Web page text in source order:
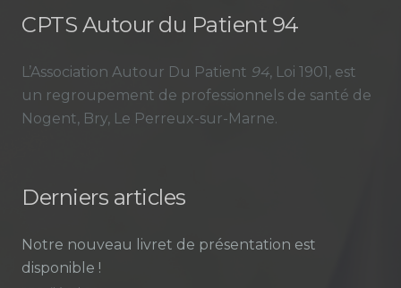
CPTS Autour du Patient 94
L’Association Autour Du Patient 94, Loi 1901, est
un regroupement de professionnels de santé de
Nogent, Bry, Le Perreux-sur-Marne.
Derniers articles
Notre nouveau livret de présentation est
disponible !